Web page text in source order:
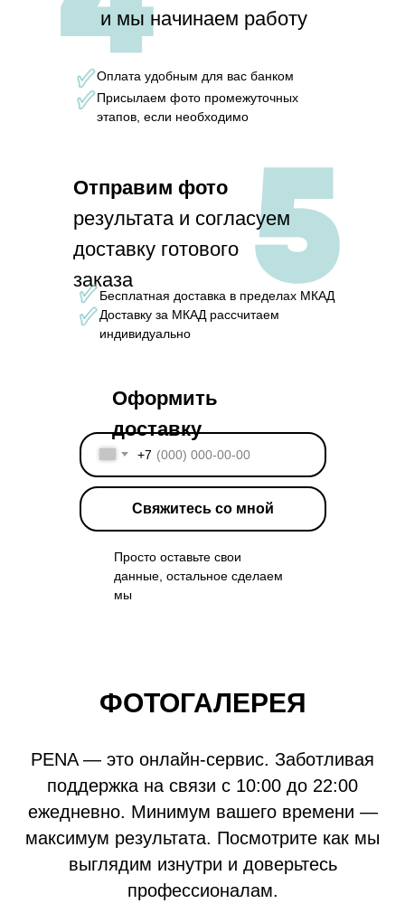
Бесплатная доставка в пределах МКАД
Доставку за МКАД рассчитаем
индивидуально
Присылаем фото промежуточных
этапов, если необходимо
Оплата удобным для вас банком
+7
Свяжитесь со мной
и мы начинаем работу
Отправим фото
результата и согласуем
доставку готового
заказа
Оформить
доставку
Просто оставьте свои
данные, остальное сделаем
мы
ФОТОГАЛЕРЕЯ
PENA — это онлайн-сервис. Заботливая
поддержка на связи с 10:00 до 22:00
ежедневно. Минимум вашего времени —
максимум результата. Посмотрите как мы
выглядим изнутри и доверьтесь
профессионалам.